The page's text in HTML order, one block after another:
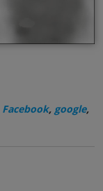
Facebook, google,